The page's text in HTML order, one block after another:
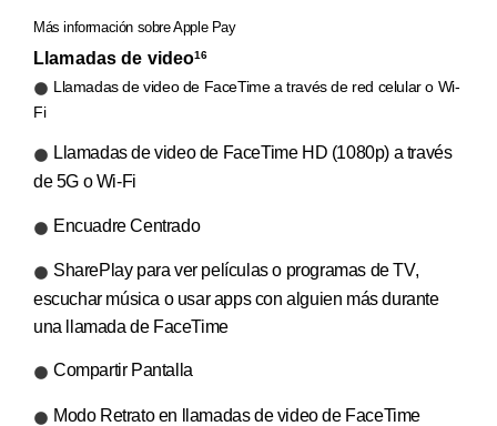
Más información sobre Apple Pay
Llamadas de video16
Llamadas de video de FaceTime a través de red celular o Wi-
Fi
Llamadas de video de FaceTime HD (1080p) a través
de 5G o Wi-Fi
Encuadre Centrado
SharePlay para ver películas o programas de TV,
escuchar música o usar apps con alguien más durante
una llamada de FaceTime
Compartir Pantalla
Modo Retrato en llamadas de video de FaceTime